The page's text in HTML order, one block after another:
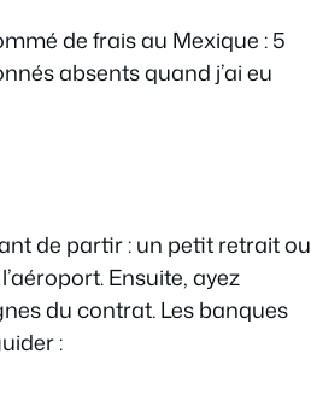
de frais au Mexique : 5
absents quand j’ai eu
de partir : un petit retrait ou
Ensuite, ayez
du contrat. Les banques
: